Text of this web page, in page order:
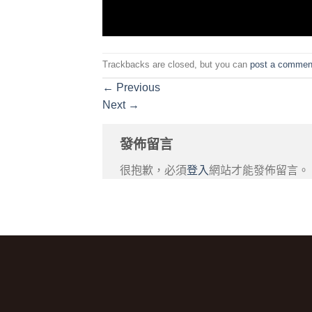
Trackbacks are closed, but you can post a
← Previous
Next →
發佈留言
很抱歉，必須登入網站才能發佈留言。